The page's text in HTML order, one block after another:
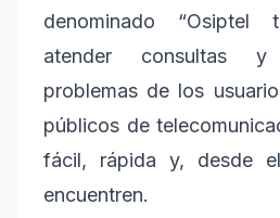
denominado “Osiptel
atender consultas
problemas de los
públicos de
fácil, rápida y, desde
encuentren.